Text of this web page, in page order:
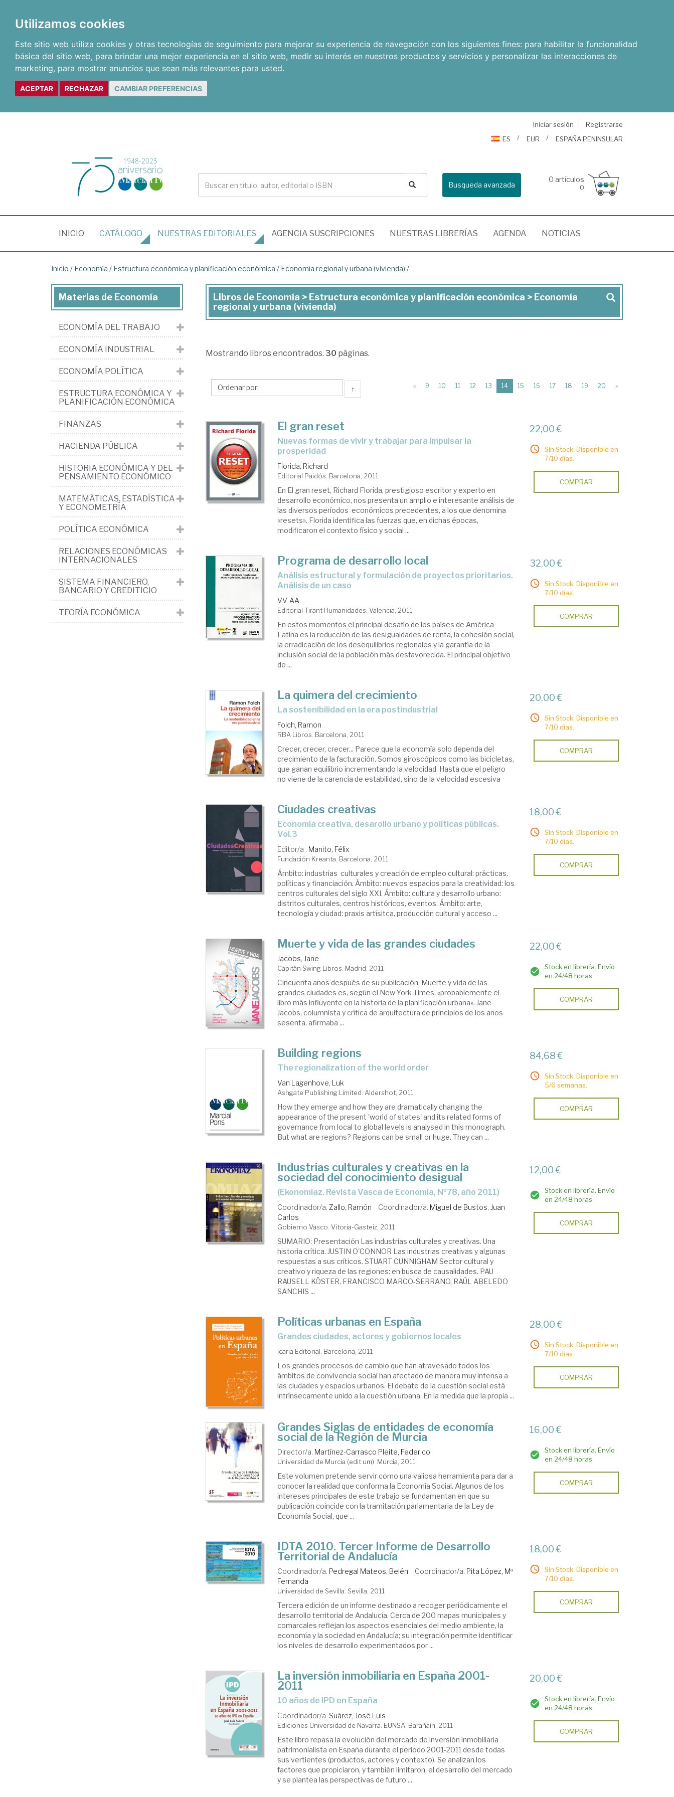
Utilizamos cookies
Este sitio web utiliza cookies y otras tecnologías de seguimiento para mejorar su experiencia de navegación con los siguientes fines: para habilitar la funcionalidad
básica del sitio web, para brindar una mejor experiencia en el sitio web, medir su interés en nuestros productos y servicios y personalizar las interacciones de
marketing, para mostrar anuncios que sean más relevantes para usted.
ACEPTAR RECHAZAR CAMBIAR PREFERENCIAS
Iniciar sesión
Registrarse
ES
EUR ESPAÑA PENINSULAR
Busqueda avanzada
0 artículos
0
INICIO (CURRENT)
CATÁLOGO NUESTRAS EDITORIALES AGENCIA SUSCRIPCIONES NUESTRAS LIBRERÍAS AGENDA NOTICIAS
Inicio / Economía / Estructura económica y planificación económica / Economía regional y urbana (vivienda) /
Libros
de
>
económica
y
económica
Economía
regional
urbana
Libros de Economía > Estructura económica y planificación económica > Economía
regional y urbana (vivienda)
Mostrando libros encontrados. 30 páginas.
↑ « 9 10 11 12 13 14(current)
15 16 17 18 19 20 »
El gran reset
nuevas formas de vivir y trabajar para impulsar la
prosperidad
Florida, Richard
Editorial Paidós. Barcelona, 2011
En El gran reset, Richard Florida, prestigioso escritor y experto en
desarrollo económico, nos presenta un amplio e interesante análisis de
las diversos períodos económicos precedentes, a los que denomina
«resets». Florida identifica las fuerzas que, en dichas épocas,
modificaron el contexto físico y social ...
22,00 €
Sin Stock. Disponible en
7/10 días.
COMPRAR
Programa de desarrollo local
análisis estructural y formulación de proyectos prioritarios.
Análisis de un caso
VV. AA.
Editorial Tirant Humanidades. Valencia, 2011
En estos momentos el principal desafío de los países de América
Latina es la reducción de las desigualdades de renta, la cohesión social,
la erradicación de los desequilibrios regionales y la garantía de la
inclusión social de la población más desfavorecida. El principal objetivo
de ...
32,00 €
Sin Stock. Disponible en
7/10 días.
COMPRAR
La quimera del crecimiento
la sostenibilidad en la era postindustrial
Folch, Ramon
RBA Libros. Barcelona, 2011
Crecer, crecer, crecer... Parece que la economía solo dependa del
crecimiento de la facturación. Somos giroscópicos como las bicicletas,
que ganan equilibrio incrementando la velocidad. Hasta que el peligro
no viene de la carencia de estabilidad, sino de la velocidad escesiva
20,00 €
Sin Stock. Disponible en
7/10 días.
COMPRAR
Ciudades creativas
economía creativa, desarollo urbano y políticas públicas.
Vol.3
Editor/a . Manito, Félix
Fundación Kreanta. Barcelona, 2011
Ámbito: industrias culturales y creación de empleo cultural: prácticas,
políticas y financiación. Ámbito: nuevos espacios para la creatividad: los
centros culturales del siglo XXI. Ámbito: cultura y desarrollo urbano:
distritos culturales, centros históricos, eventos. Ámbito: arte,
tecnología y ciudad: praxis artísitca, producción cultural y acceso ...
18,00 €
Sin Stock. Disponible en
7/10 días.
COMPRAR
Muerte y vida de las grandes ciudades
Jacobs, Jane
Capitán Swing Libros. Madrid, 2011
Cincuenta años después de su publicación, Muerte y vida de las
grandes ciudades es, según el New York Times, «probablemente el
libro más influyente en la historia de la planificación urbana». Jane
Jacobs, columnista y crítica de arquitectura de principios de los años
sesenta, afirmaba ...
22,00 €
Stock en librería. Envío
en 24/48 horas
COMPRAR
Building regions
the regionalization of the world order
Van Lagenhove, Luk
Ashgate Publishing Limited. Aldershot, 2011
How they emerge and how they are dramatically changing the
appearance of the present 'world of states' and its related forms of
governance from local to global levels is analysed in this monograph.
But what are regions? Regions can be small or huge. They can ...
84,68 €
Sin Stock. Disponible en
5/6 semanas.
COMPRAR
Industrias culturales y creativas en la
sociedad del conocimiento desigual
(Ekonomiaz. Revista Vasca de Economía, Nº78, año 2011)
Coordinador/a.Zallo, Ramón Coordinador/a. Miguel de Bustos, Juan
Carlos
Gobierno Vasco. Vitoria-Gasteiz, 2011
SUMARIO: Presentación Las industrias culturales y creativas. Una
historia crítica. JUSTIN O'CONNOR Las industrias creativas y algunas
respuestas a sus críticos. STUART CUNNIGHAM Sector cultural y
creativo y riqueza de las regiones: en busca de causalidades. PAU
RAUSELL KÖSTER, FRANCISCO MARCO-SERRANO, RAÚL ABELEDO
SANCHIS ...
12,00 €
Stock en librería. Envío
en 24/48 horas
COMPRAR
Políticas urbanas en España
grandes ciudades, actores y gobiernos locales
Icaria Editorial. Barcelona, 2011
Los grandes procesos de cambio que han atravesado todos los
ámbitos de convivencia social han afectado de manera muy intensa a
las ciudades y espacios urbanos. El debate de la cuestión social está
intrínsecamente unido a la cuestión urbana. En la medida que la propia ...
28,00 €
Sin Stock. Disponible en
7/10 días.
COMPRAR
Grandes Siglas de entidades de economía
social de la Región de Murcia
Director/a. Martínez-Carrasco Pleite, Federico
Universidad de Murcia (edit.um). Murcia, 2011
Este volumen pretende servir como una valiosa herramienta para dar a
conocer la realidad que conforma la Economía Social. Algunos de los
intereses principales de este trabajo se fundamentan en que su
publicación coincide con la tramitación parlamentaria de la Ley de
Economía Social, que ...
16,00 €
Stock en librería. Envío
en 24/48 horas
COMPRAR
IDTA 2010. Tercer Informe de Desarrollo
Territorial de Andalucía
Coordinador/a. Pedregal Mateos, Belén Coordinador/a. Pita López, Mª
Fernanda
Universidad de Sevilla. Sevilla, 2011
Tercera edición de un informe destinado a recoger periódicamente el
desarrollo territorial de Andalucía. Cerca de 200 mapas municipales y
comarcales reflejan los aspectos esenciales del medio ambiente, la
economía y la sociedad en Andalucía; su integración permite identificar
los niveles de desarrollo experimentados por ...
18,00 €
Sin Stock. Disponible en
7/10 días.
COMPRAR
La inversión inmobiliaria en España 2001-
2011
10 años de IPD en España
Coordinador/a. Suárez, José Luis
Ediciones Universidad de Navarra. EUNSA. Barañaín, 2011
Este libro repasa la evolución del mercado de inversión inmobiliaria
patrimonialista en España durante el periodo 2001-2011 desde todas
sus vertientes (productos, actores y contexto). Se analizan los
factores que propiciaron, y también limitaron, el desarrollo del mercado
y se plantea las perspectivas de futuro ...
20,00 €
Stock en librería. Envío
en 24/48 horas
COMPRAR
Materias de Economía
ECONOMÍA DEL TRABAJO
ECONOMÍA INDUSTRIAL
ECONOMÍA POLÍTICA
ESTRUCTURA ECONÓMICA Y
PLANIFICACIÓN ECONÓMICA
FINANZAS
HACIENDA PÚBLICA
HISTORIA ECONÓMICA Y DEL
PENSAMIENTO ECONÓMICO
MATEMÁTICAS. ESTADÍSTICA
Y ECONOMETRÍA
POLÍTICA ECONÓMICA
RELACIONES ECONÓMICAS
INTERNACIONALES
SISTEMA FINANCIERO,
BANCARIO Y CREDITICIO
TEORÍA ECONÓMICA